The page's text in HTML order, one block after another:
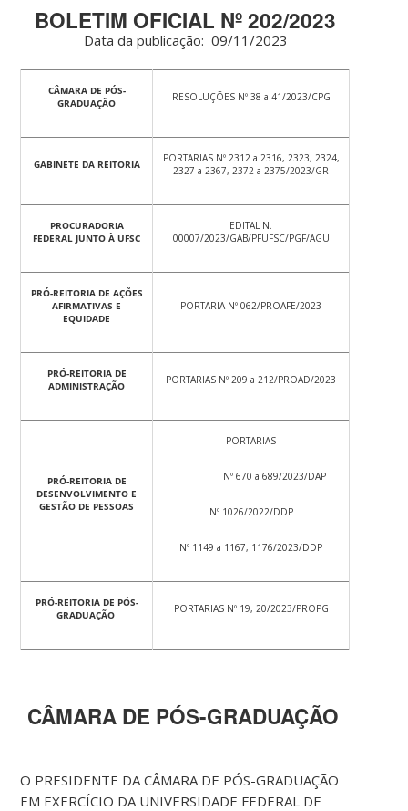
BOLETIM OFICIAL Nº 202/2023
Data da publicação: 09/11/2023
CÂMARA DE PÓS-
GRADUAÇÃO
RESOLUÇÕES Nº 38 a 41/2023/CPG
GABINETE DA REITORIA
PORTARIAS Nº 2312 a 2316, 2323, 2324,
2327 a 2367, 2372 a 2375/2023/GR
PROCURADORIA
FEDERAL JUNTO À UFSC
EDITAL N.
00007/2023/GAB/PFUFSC/PGF/AGU
PRÓ-REITORIA DE AÇÕES
AFIRMATIVAS E
EQUIDADE
PORTARIA Nº 062/PROAFE/2023
PRÓ-REITORIA DE
ADMINISTRAÇÃO
PORTARIAS Nº 209 a 212/PROAD/2023
PRÓ-REITORIA DE
DESENVOLVIMENTO E
GESTÃO DE PESSOAS
PORTARIAS
Nº 670 a 689/2023/DAP
Nº 1026/2022/DDP
Nº 1149 a 1167, 1176/2023/DDP
PRÓ-REITORIA DE PÓS-
GRADUAÇÃO
PORTARIAS Nº 19, 20/2023/PROPG
CÂMARA DE PÓS-GRADUAÇÃO
O PRESIDENTE DA CÂMARA DE PÓS-GRADUAÇÃO
EM EXERCÍCIO DA UNIVERSIDADE FEDERAL DE